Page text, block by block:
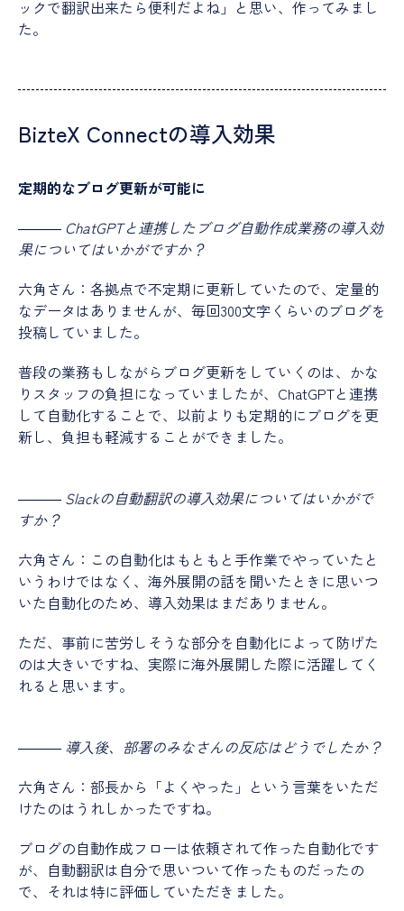
ックで翻訳出来たら便利だよね」と思い、作ってみまし
た。
BizteX Connectの導入効果
定期的なブログ更新が可能に
――― ChatGPTと連携したブログ自動作成業務の導入効
果についてはいかがですか？
六角さん：各拠点で不定期に更新していたので、定量的
なデータはありませんが、毎回300文字くらいのブログを
投稿していました。
普段の業務もしながらブログ更新をしていくのは、かな
りスタッフの負担になっていましたが、ChatGPTと連携
して自動化することで、以前よりも定期的にブログを更
新し、負担も軽減することができました。
――― Slackの自動翻訳の導入効果についてはいかがで
すか？
六角さん：この自動化はもともと手作業でやっていたと
いうわけではなく、海外展開の話を聞いたときに思いつ
いた自動化のため、導入効果はまだありません。
ただ、事前に苦労しそうな部分を自動化によって防げた
のは大きいですね、実際に海外展開した際に活躍してく
れると思います。
――― 導入後、部署のみなさんの反応はどうでしたか？
六角さん：部長から「よくやった」という言葉をいただ
けたのはうれしかったですね。
ブログの自動作成フローは依頼されて作った自動化です
が、自動翻訳は自分で思いついて作ったものだったの
で、それは特に評価していただきました。